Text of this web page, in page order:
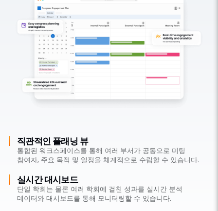
직관적인 플래닝 뷰
통합된 워크스페이스를 통해 여러 부서가 공동으로 미팅
참여자, 주요 목적 및 일정을 체계적으로 수립할 수 있습니다.
실시간 대시보드
단일 학회는 물론 여러 학회에 걸친 성과를 실시간 분석
데이터와 대시보드를 통해 모니터링할 수 있습니다.